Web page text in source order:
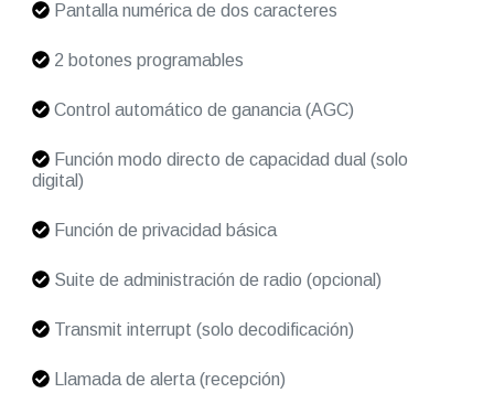
Pantalla numérica de dos caracteres
2 botones programables
Control automático de ganancia (AGC)
Función modo directo de capacidad dual (solo
digital)
Función de privacidad básica
Suite de administración de radio (opcional)
Transmit interrupt (solo decodificación)
Llamada de alerta (recepción)